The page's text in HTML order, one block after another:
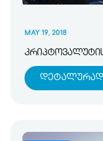
MAY 19, 2018
Დეტალურად